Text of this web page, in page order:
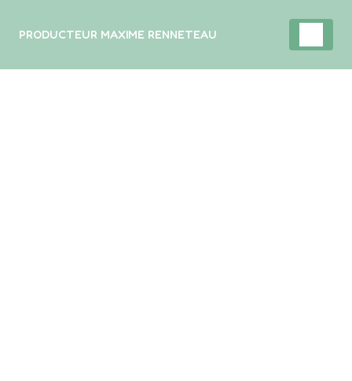
PRODUCTEUR MAXIME RENNETEAU